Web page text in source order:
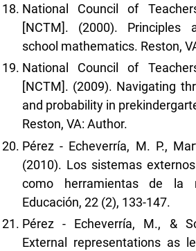
National Council of
[NCTM]. (2000). Principles
school mathematics. Reston,
National Council of
[NCTM]. (2009). Navigating
and probability in
Reston, VA: Author.
Pérez - Echeverría, M. P.,
(2010). Los sistemas
como herramientas de la
Educación, 22 (2), 133-147.
Pérez - Echeverría, M., &
External representations as